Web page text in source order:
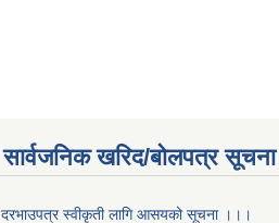
सार्वजनिक खरिद/बोलपत्र सूचना
दरभाउपत्र स्वीकृती लागि आसयको सूचना ।।।